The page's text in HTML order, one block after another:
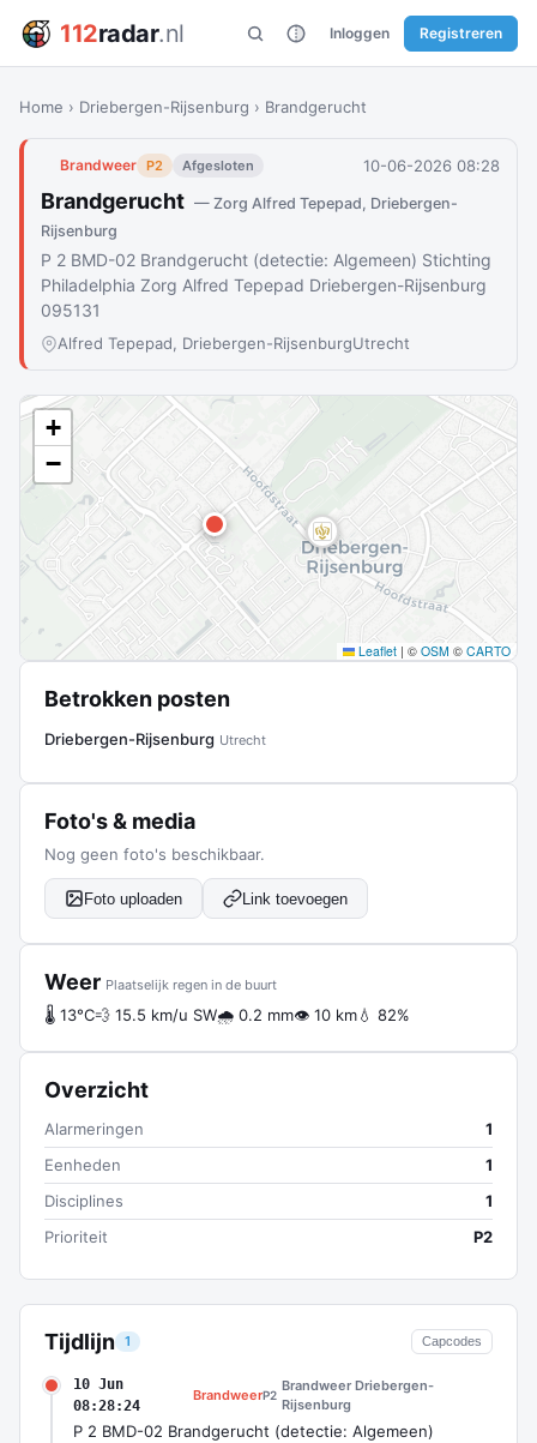
112radar.nl Inloggen Registreren
Home › Driebergen-Rijsenburg › Brandgerucht
Brandweer P2 Afgesloten 10-06-2026 08:28
Brandgerucht — Zorg Alfred Tepepad, Driebergen-
Rijsenburg
P 2 BMD-02 Brandgerucht (detectie: Algemeen) Stichting
Philadelphia Zorg Alfred Tepepad Driebergen-Rijsenburg
095131
Alfred Tepepad, Driebergen-RijsenburgUtrecht
Tijdlijn 1 Capcodes
10 Jun
08:28:24
BrandweerP2
Brandweer Driebergen-
Rijsenburg
P 2 BMD-02 Brandgerucht (detectie: Algemeen)
+
−
Leaflet | © OSM © CARTO
Betrokken posten
Driebergen-Rijsenburg Utrecht
Foto's & media
Nog geen foto's beschikbaar.
Foto uploaden Link toevoegen
Weer Plaatselijk regen in de buurt
🌡 13°C💨 15.5 km/u SW🌧 0.2 mm👁 10 km💧 82%
Overzicht
Alarmeringen
1
Eenheden
1
Disciplines
1
Prioriteit
P2